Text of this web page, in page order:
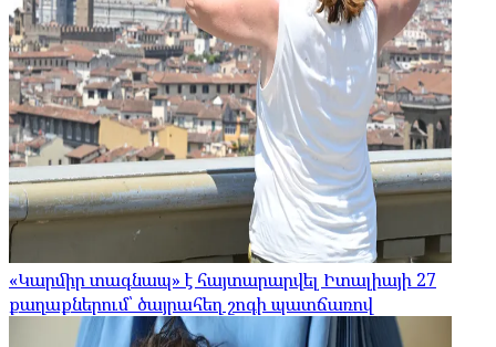
«Կարմիր տագնապ» է հայտարարվել Իտալիայի 27
քաղաքներում՝ ծայրահեղ շոգի պատճառով